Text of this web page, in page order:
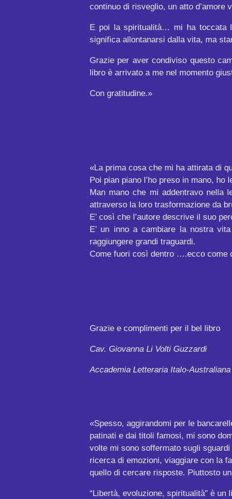
continuo di risveglio, un atto
E poi la spiritualità… mi ha toccata
significa allontanarsi dalla vita, ma
Grazie per aver condiviso questo
libro è arrivato a me nel momento
Con gratitudine.»
«La prima cosa che mi ha attirata di
Poi pian piano l’ho preso in mano,
Man mano che mi addentravo nella
attraverso la loro trasformazione da
E’ così che l’autore descrive il suo
E’ un inno a cambiare la nostra
raggiungere grandi traguardi.
Come fuori così dentro ….ecco come
Grazie e complimenti per il bel libro
Cav. Giovanna Li Volti Guzzardi
Accademia Letteraria Italo-
«Spesso, aggirandomi per le
patinati e dai titoli famosi, mi sono
volte mi sono soffermato sugli
ricerca di emozioni, viaggiare con la
quello di cercare risposte. Piuttosto
“Libertà, evoluzione, spiritualità” è